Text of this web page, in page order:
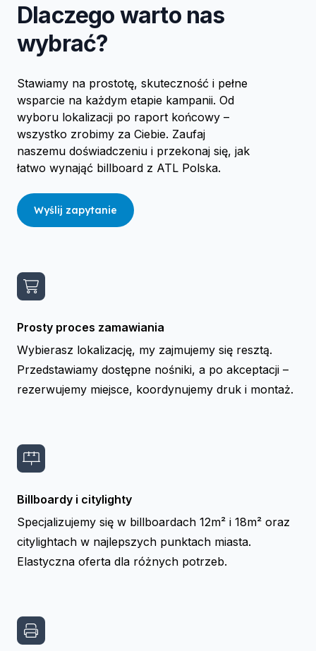
Dlaczego warto nas
wybrać?
Stawiamy na prostotę, skuteczność i pełne
wsparcie na każdym etapie kampanii. Od
wyboru lokalizacji po raport końcowy –
wszystko zrobimy za Ciebie. Zaufaj
naszemu doświadczeniu i przekonaj się, jak
łatwo wynająć billboard z ATL Polska.
Wyślij zapytanie
Prosty proces zamawiania
Wybierasz lokalizację, my zajmujemy się resztą.
Przedstawiamy dostępne nośniki, a po akceptacji –
rezerwujemy miejsce, koordynujemy druk i montaż.
Billboardy i citylighty
Specjalizujemy się w billboardach 12m² i 18m² oraz
citylightach w najlepszych punktach miasta.
Elastyczna oferta dla różnych potrzeb.